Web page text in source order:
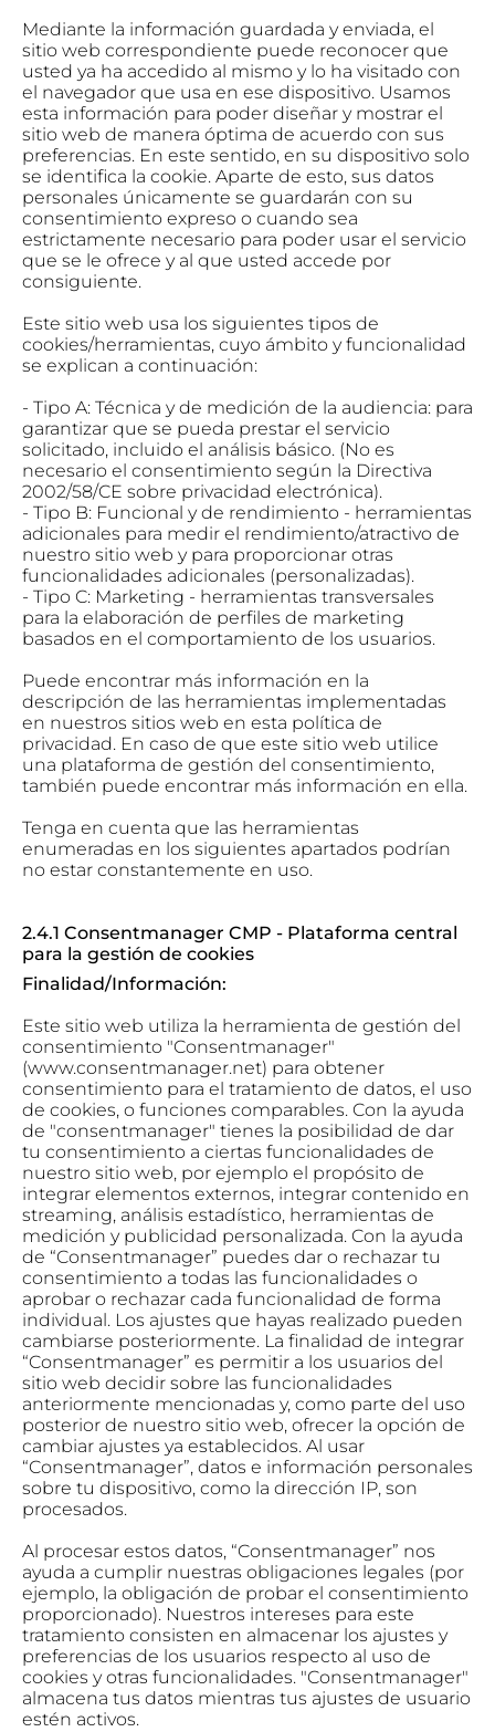
Mediante la información guardada y enviada, el
sitio web correspondiente puede reconocer que
usted ya ha accedido al mismo y lo ha visitado con
el navegador que usa en ese dispositivo. Usamos
esta información para poder diseñar y mostrar el
sitio web de manera óptima de acuerdo con sus
preferencias. En este sentido, en su dispositivo solo
se identifica la cookie. Aparte de esto, sus datos
personales únicamente se guardarán con su
consentimiento expreso o cuando sea
estrictamente necesario para poder usar el servicio
que se le ofrece y al que usted accede por
consiguiente.
Este sitio web usa los siguientes tipos de
cookies/herramientas, cuyo ámbito y funcionalidad
se explican a continuación:
- Tipo A: Técnica y de medición de la audiencia: para
garantizar que se pueda prestar el servicio
solicitado, incluido el análisis básico. (No es
necesario el consentimiento según la Directiva
2002/58/CE sobre privacidad electrónica).
- Tipo B: Funcional y de rendimiento - herramientas
adicionales para medir el rendimiento/atractivo de
nuestro sitio web y para proporcionar otras
funcionalidades adicionales (personalizadas).
- Tipo C: Marketing - herramientas transversales
para la elaboración de perfiles de marketing
basados en el comportamiento de los usuarios.
Puede encontrar más información en la
descripción de las herramientas implementadas
en nuestros sitios web en esta política de
privacidad. En caso de que este sitio web utilice
una plataforma de gestión del consentimiento,
también puede encontrar más información en ella.
Tenga en cuenta que las herramientas
enumeradas en los siguientes apartados podrían
no estar constantemente en uso.
2.4.1 Consentmanager CMP - Plataforma central
para la gestión de cookies
Finalidad/Información:
Este sitio web utiliza la herramienta de gestión del
consentimiento "Consentmanager"
(www.consentmanager.net) para obtener
consentimiento para el tratamiento de datos, el uso
de cookies, o funciones comparables. Con la ayuda
de "consentmanager" tienes la posibilidad de dar
tu consentimiento a ciertas funcionalidades de
nuestro sitio web, por ejemplo el propósito de
integrar elementos externos, integrar contenido en
streaming, análisis estadístico, herramientas de
medición y publicidad personalizada. Con la ayuda
de “Consentmanager” puedes dar o rechazar tu
consentimiento a todas las funcionalidades o
aprobar o rechazar cada funcionalidad de forma
individual. Los ajustes que hayas realizado pueden
cambiarse posteriormente. La finalidad de integrar
“Consentmanager” es permitir a los usuarios del
sitio web decidir sobre las funcionalidades
anteriormente mencionadas y, como parte del uso
posterior de nuestro sitio web, ofrecer la opción de
cambiar ajustes ya establecidos. Al usar
“Consentmanager”, datos e información personales
sobre tu dispositivo, como la dirección IP, son
procesados.
Al procesar estos datos, “Consentmanager” nos
ayuda a cumplir nuestras obligaciones legales (por
ejemplo, la obligación de probar el consentimiento
proporcionado). Nuestros intereses para este
tratamiento consisten en almacenar los ajustes y
preferencias de los usuarios respecto al uso de
cookies y otras funcionalidades. "Consentmanager"
almacena tus datos mientras tus ajustes de usuario
estén activos.